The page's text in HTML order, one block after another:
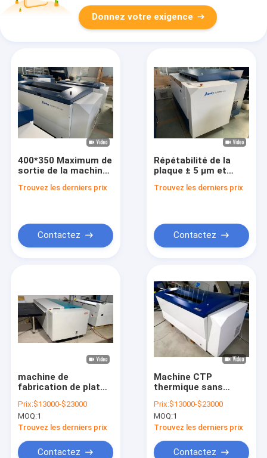
Donnez votre exigence
400*350 Maximum de
sortie de la machine
1130*930 Maximum
une impression
précise
Trouvez les derniers prix
Contactez
Répétabilité de la
plaque ± 5 μm et
1130*930 Machine
solutions
d'impression de
précision
Trouvez les derniers prix
Contactez
machine de
fabrication de plat
d'ordinateur de la
machine
5200*1200*1050mm
Prix:$13000-$23000
MOQ:1
Trouvez les derniers prix
Contactez
Machine CTP
thermique sans
de fabrication de
plaques CTP par
ordinateur
Prix:$13000-$23000
MOQ:1
Trouvez les derniers prix
Contactez